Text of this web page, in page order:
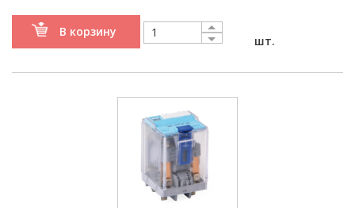
В корзину
шт.